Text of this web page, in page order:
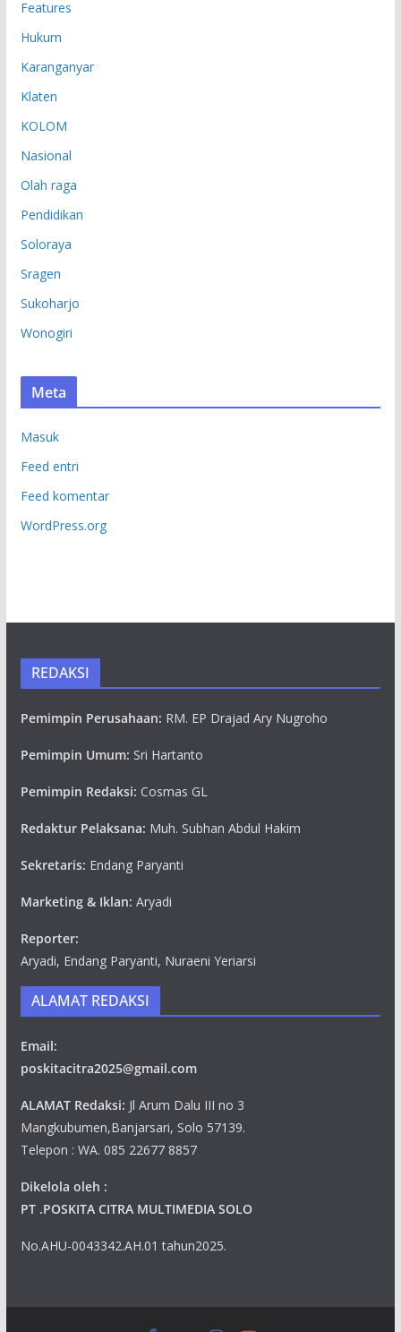
Features
Hukum
Karanganyar
Klaten
KOLOM
Nasional
Olah raga
Pendidikan
Soloraya
Sragen
Sukoharjo
Wonogiri
Meta
Masuk
Feed entri
Feed komentar
WordPress.org
REDAKSI
Pemimpin Perusahaan: RM. EP Drajad Ary Nugroho
Pemimpin Umum: Sri Hartanto
Pemimpin Redaksi: Cosmas GL
Redaktur Pelaksana: Muh. Subhan Abdul Hakim
Sekretaris: Endang Paryanti
Marketing & Iklan: Aryadi
Reporter:
Aryadi, Endang Paryanti, Nuraeni Yeriarsi
ALAMAT REDAKSI
Email:
poskitacitra2025@gmail.com
ALAMAT Redaksi: Jl Arum Dalu III no 3
Mangkubumen,Banjarsari, Solo 57139.
Telepon : WA. 085 22677 8857
Dikelola oleh :
PT .POSKITA CITRA MULTIMEDIA SOLO
No.AHU-0043342.AH.01 tahun2025.